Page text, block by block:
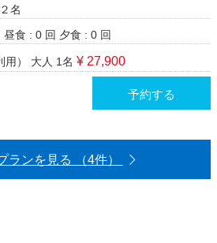
名
昼食 : 0 回 夕食 : 0 回
用） 大人 1名 ¥ 27,900
予約する
ランを見る （4件）